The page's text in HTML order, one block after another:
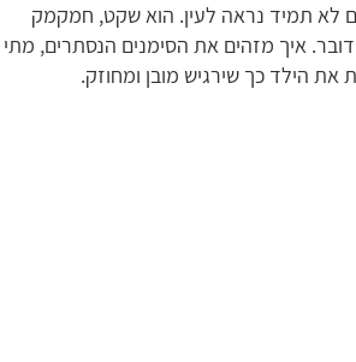
לא תמיד נראה לעין. הוא שקט, חמקמק
איך מזהים את הסימנים הנסתרים, מתי
את הילד כך שירגיש מובן ומחוזק.